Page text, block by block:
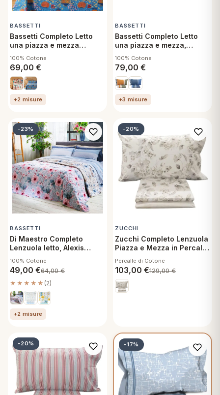
BASSETTI
Bassetti Completo Letto
una piazza e mezza
Lenzuolo sopra, sotto con
angoli e federe
100% Cotone
69,00 €
+2 misure
BASSETTI
Bassetti Completo Letto
una piazza e mezza,
sopra, sotto con angoli e
federa
100% Cotone
79,00 €
+3 misure
-23%
BASSETTI
Di Maestro Completo
Lenzuola letto, Alexis
Mezza Lenzuolo Sopra,
Sotto con Angoli e Federa
100% Cotone
49,00 €64,00€
★★★★★ (2)
+2 misure
-20%
ZUCCHI
Zucchi Completo Lenzuola
Piazza e Mezza in Percalle
Percalle di Cotone
103,00 €129,00€
-20% -17%